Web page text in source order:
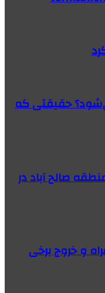
حقیقتی که
صالح آباد در
و خروج برخی